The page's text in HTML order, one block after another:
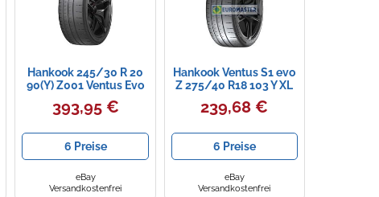
Hankook 245/30 R 20
90(Y) Z001 Ventus Evo
Z Tl Xl Fr Sommerreifen
393,95 €
6 Preise
eBay
Versandkostenfrei
Hankook Ventus S1 evo
Z 275/40 R18 103 Y XL
239,68 €
6 Preise
eBay
Versandkostenfrei